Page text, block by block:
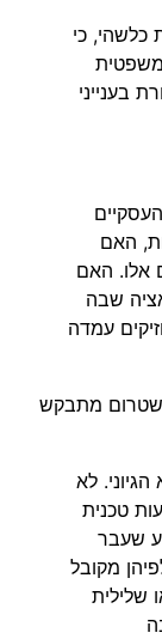
כלשהי, כי
בענייני
האם
אלו. האם
שבה
עמדה
שטרום מתבקש
לא
טכנית
שעבר
מקובל
שלילית